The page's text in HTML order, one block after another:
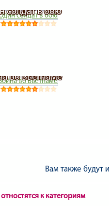
солдат в бою
во Вьетнаме
Вам также будут
к категориям